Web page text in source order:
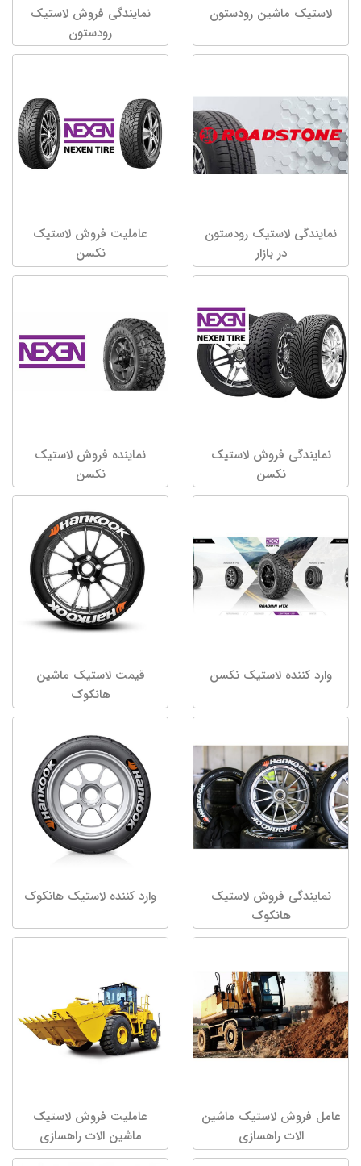
لاستیک ماشین رودستون
نمایندگی فروش لاستیک
رودستون
نمایندگی لاستیک رودستون
در بازار
عاملیت فروش لاستیک
نکسن
نمایندگی فروش لاستیک
نکسن
نماینده فروش لاستیک
نکسن
وارد کننده لاستیک نکسن
قیمت لاستیک ماشین
هانکوک
نمایندگی فروش لاستیک
هانکوک
وارد کننده لاستیک هانکوک
عامل فروش لاستیک ماشین
الات راهسازی
عاملیت فروش لاستیک
ماشین الات راهسازی